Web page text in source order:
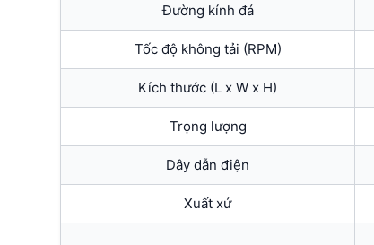
Đường kính đá
Tốc độ không tải (RPM)
Kích thước (L x W x H)
Trọng lượng
Dây dẫn điện
Xuất xứ